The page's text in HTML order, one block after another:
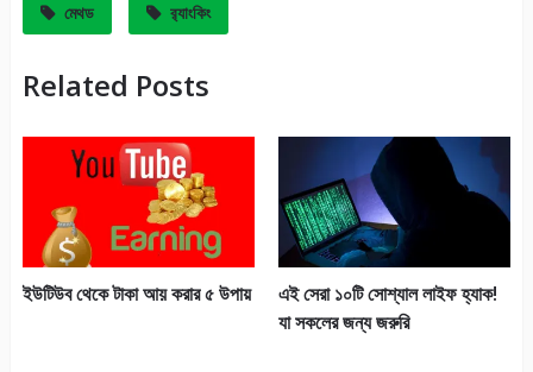
মেথড র‍্যাংকিং
Related Posts
ইউটিউব থেকে টাকা আয় করার ৫ উপায়
এই সেরা ১০টি সোশ্যাল লাইফ হ্যাক!
যা সকলের জন্য জরুরি